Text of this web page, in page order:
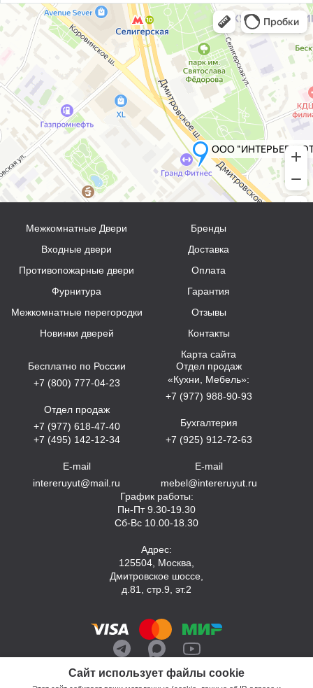
Сайт использует файлы cookie
Межкомнатные Двери
Входные двери
Противопожарные двери
Фурнитура
Межкомнатные перегородки
Новинки дверей
Бренды
Доставка
Оплата
Гарантия
Отзывы
Контакты
Карта сайта
Бесплатно по России
+7 (800) 777-04-23
Отдел продаж
+7 (977) 618-47-40
+7 (495) 142-12-34
E-mail
intereruyut@mail.ru
Отдел продаж
«Кухни, Мебель»:
+7 (977) 988-90-93
Бухгалтерия
+7 (925) 912-72-63
E-mail
mebel@intereruyut.ru
График работы:
Пн-Пт 9.30-19.30
Сб-Вс 10.00-18.30
Адрес:
125504, Москва,
Дмитровское шоссе,
д.81, стр.9, эт.2